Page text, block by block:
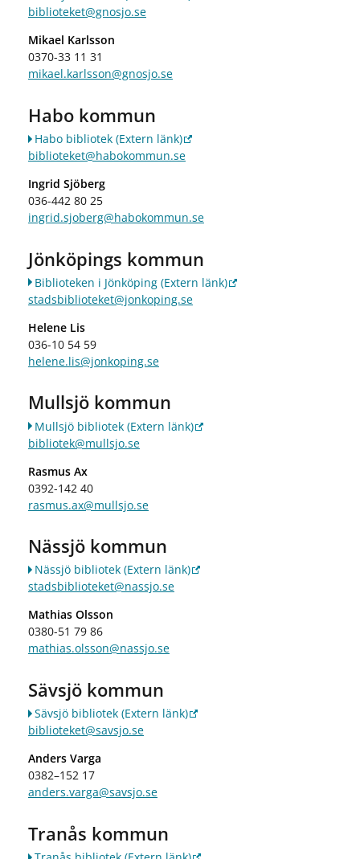
biblioteket@gnosjo.se
Mikael Karlsson
0370-33 11 31
mikael.karlsson@gnosjo.se
Habo kommun
Habo bibliotek(Extern länk)
biblioteket@habokommun.se
Ingrid Sjöberg
036-442 80 25
ingrid.sjoberg@habokommun.se
Jönköpings kommun
Biblioteken i Jönköping(Extern länk)
stadsbiblioteket@jonkoping.se
Helene Lis
036-10 54 59
helene.lis@jonkoping.se
Mullsjö kommun
Mullsjö bibliotek(Extern länk)
bibliotek@mullsjo.se
Rasmus Ax
0392-142 40
rasmus.ax@mullsjo.se
Nässjö kommun
Nässjö bibliotek(Extern länk)
stadsbiblioteket@nassjo.se
Mathias Olsson
0380-51 79 86
mathias.olsson@nassjo.se
Sävsjö kommun
Sävsjö bibliotek(Extern länk)
biblioteket@savsjo.se
Anders Varga
0382–152 17
anders.varga@savsjo.se
Tranås kommun